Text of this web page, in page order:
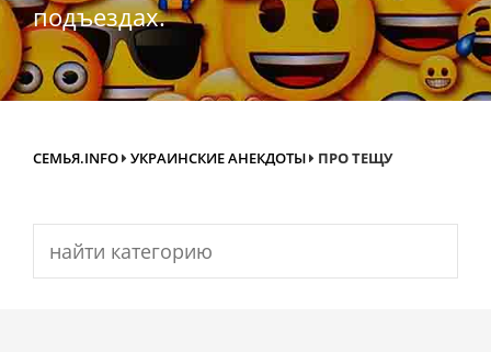
подъездах.
СЕМЬЯ.INFO УКРАИНСКИЕ АНЕКДОТЫ ПРО ТЕЩУ
Search